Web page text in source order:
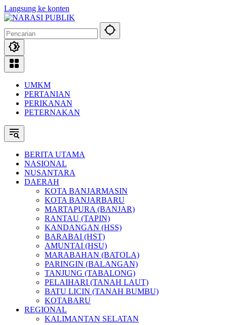
Langsung ke konten
UMKM
PERTANIAN
PERIKANAN
PETERNAKAN
BERITA UTAMA
NASIONAL
NUSANTARA
DAERAH
KOTA BANJARMASIN
KOTA BANJARBARU
MARTAPURA (BANJAR)
RANTAU (TAPIN)
KANDANGAN (HSS)
BARABAI (HST)
AMUNTAI (HSU)
MARABAHAN (BATOLA)
PARINGIN (BALANGAN)
TANJUNG (TABALONG)
PELAIHARI (TANAH LAUT)
BATU LICIN (TANAH BUMBU)
KOTABARU
REGIONAL
KALIMANTAN SELATAN